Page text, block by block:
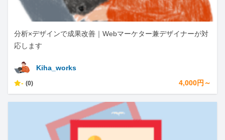
分析×デザインで成果改善｜Webマーケター兼デザイナーが対
応します
Kiha_works
- (0) 4,000円～